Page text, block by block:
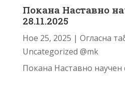
Покана Наставно
28.11.2025
Ное 25, 2025 | Огласна
Uncategorized @mk
Покана Наставно научен